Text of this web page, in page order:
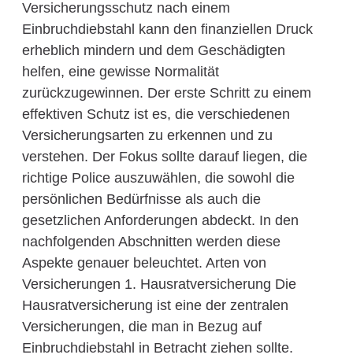
Versicherungsschutz nach einem
Einbruchdiebstahl kann den finanziellen Druck
erheblich mindern und dem Geschädigten
helfen, eine gewisse Normalität
zurückzugewinnen. Der erste Schritt zu einem
effektiven Schutz ist es, die verschiedenen
Versicherungsarten zu erkennen und zu
verstehen. Der Fokus sollte darauf liegen, die
richtige Police auszuwählen, die sowohl die
persönlichen Bedürfnisse als auch die
gesetzlichen Anforderungen abdeckt. In den
nachfolgenden Abschnitten werden diese
Aspekte genauer beleuchtet. Arten von
Versicherungen 1. Hausratversicherung Die
Hausratversicherung ist eine der zentralen
Versicherungen, die man in Bezug auf
Einbruchdiebstahl in Betracht ziehen sollte.